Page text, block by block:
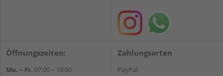
Öffnungszeiten:
Mo. – Fr. 07:00 – 18:00
Zahlungsarten
PayPal